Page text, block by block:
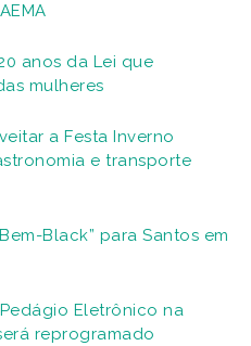
anos da Lei que
mulheres
a Festa Inverno
e transporte
Black” para Santos em
Eletrônico na
reprogramado